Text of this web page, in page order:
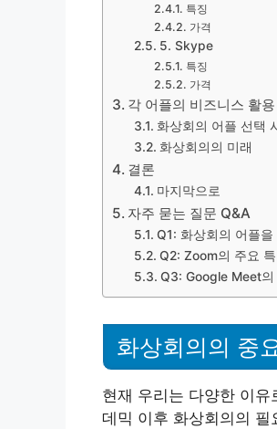
특징
가격
5. Skype
특징
가격
각 어플의 비즈니스 활
화상회의 어플 선택
화상회의의 미래
결론
마지막으로
자주 묻는 질문 Q&A
Q1: 화상회의 어플
Q2: Zoom의 주요
Q3: Google Meet의
화상회의의 중
현재 우리는 다양한 이
데믹 이후 화상회의의